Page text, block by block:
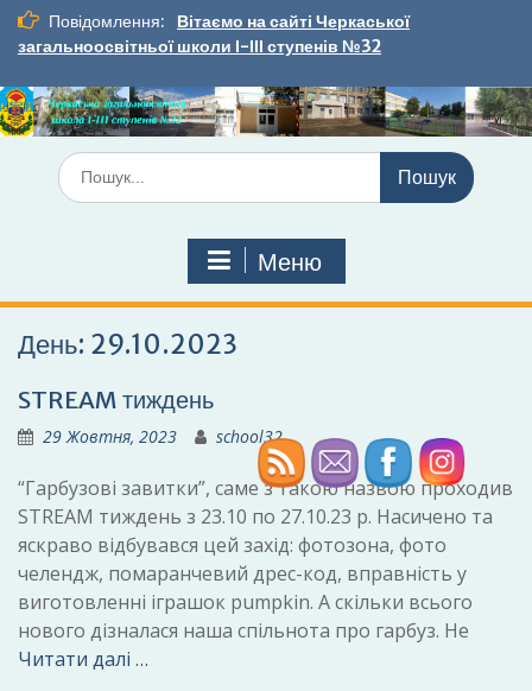
Перейти
вмісту
Повідомлення:
Вітаємо на сайті Черкаської
загальноосвітньої школи І-ІІІ ступенів №32
Шукати:
Меню
День: 29.10.2023
STREAM тиждень
29 Жовтня, 2023 school32
“Гарбузові завитки”, саме з такою назвою проходив
STREAM тиждень з 23.10 по 27.10.23 р. Насичено та
яскраво відбувався цей захід: фотозона, фото
челендж, помаранчевий дрес-код, вправність у
виготовленні іграшок pumpkin. А скільки всього
нового дізналася наша спільнота про гарбуз. Не
Читати далі …